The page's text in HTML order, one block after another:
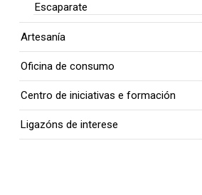
Escaparate
Artesanía
Oficina de consumo
Centro de iniciativas e formación
Ligazóns de interese